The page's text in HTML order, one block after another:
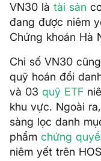
VN30 là tài sản
đang được niêm
Chứng khoán Hà
Chỉ số VN30
quỹ hoán đổi
và 03 quỹ ETF
khu vực. Ngoài
sàng lọc danh
phẩm chứng
niêm yết trên